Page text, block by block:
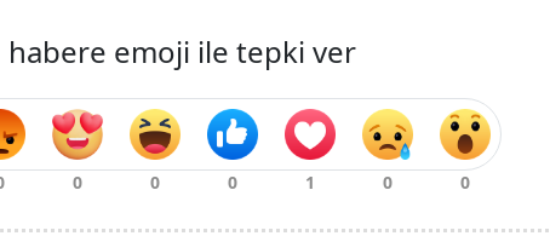
habere emoji ile tepki ver